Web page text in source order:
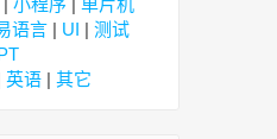
| 小程序 | 单片机
语言 | UI | 测试
英语 | 其它